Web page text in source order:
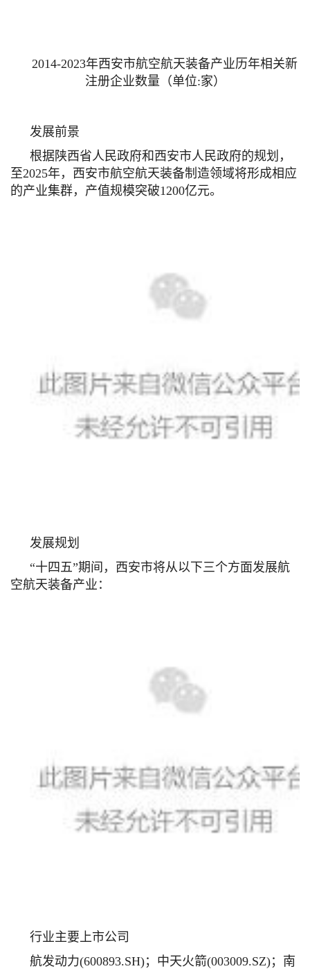
2014-2023年西安市航空航天装备产业历年相关新
注册企业数量 （单位:家）
发展前景
根据陕西省人民政府和西安市人民政府的规划，
至2025年，西安市航空航天装备制造领域将形成相应
的产业集群，产值规模突破1200亿元。
发展规划
“十四五”期间，西安市将从以下三个方面发展航
空航天装备产业：
行业主要上市公司
航发动力(600893.SH)；中天火箭(003009.SZ)；南